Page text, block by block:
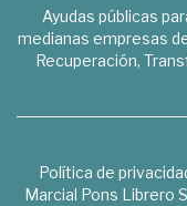
Ayudas públicas
medianas empresas
Recuperación,
Política de
Marcial Pons Librero